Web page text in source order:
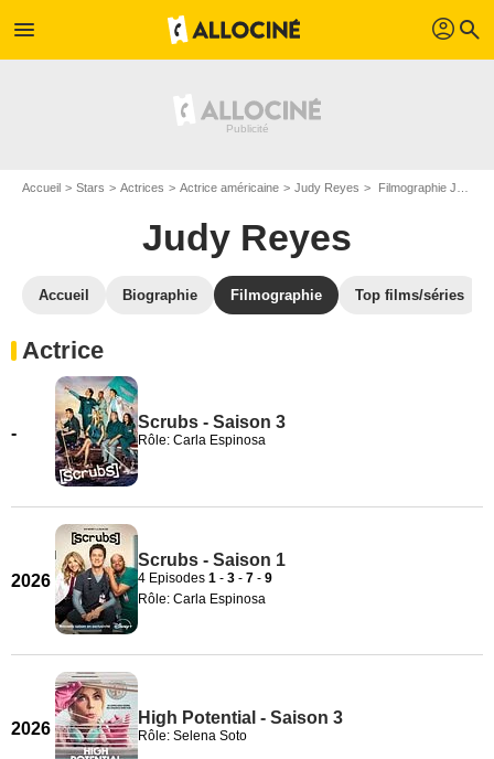
menu profil search
Accueil Stars Actrices Actrice américaine Judy Reyes Filmographie Judy Reyes
Judy Reyes
Accueil Biographie Filmographie Top films/séries
Actrice
-
Scrubs - Saison 3
Rôle: Carla Espinosa
2026
Scrubs - Saison 1
4 Episodes 1 - 3 - 7 - 9
Rôle: Carla Espinosa
2026
High Potential - Saison 3
Rôle: Selena Soto